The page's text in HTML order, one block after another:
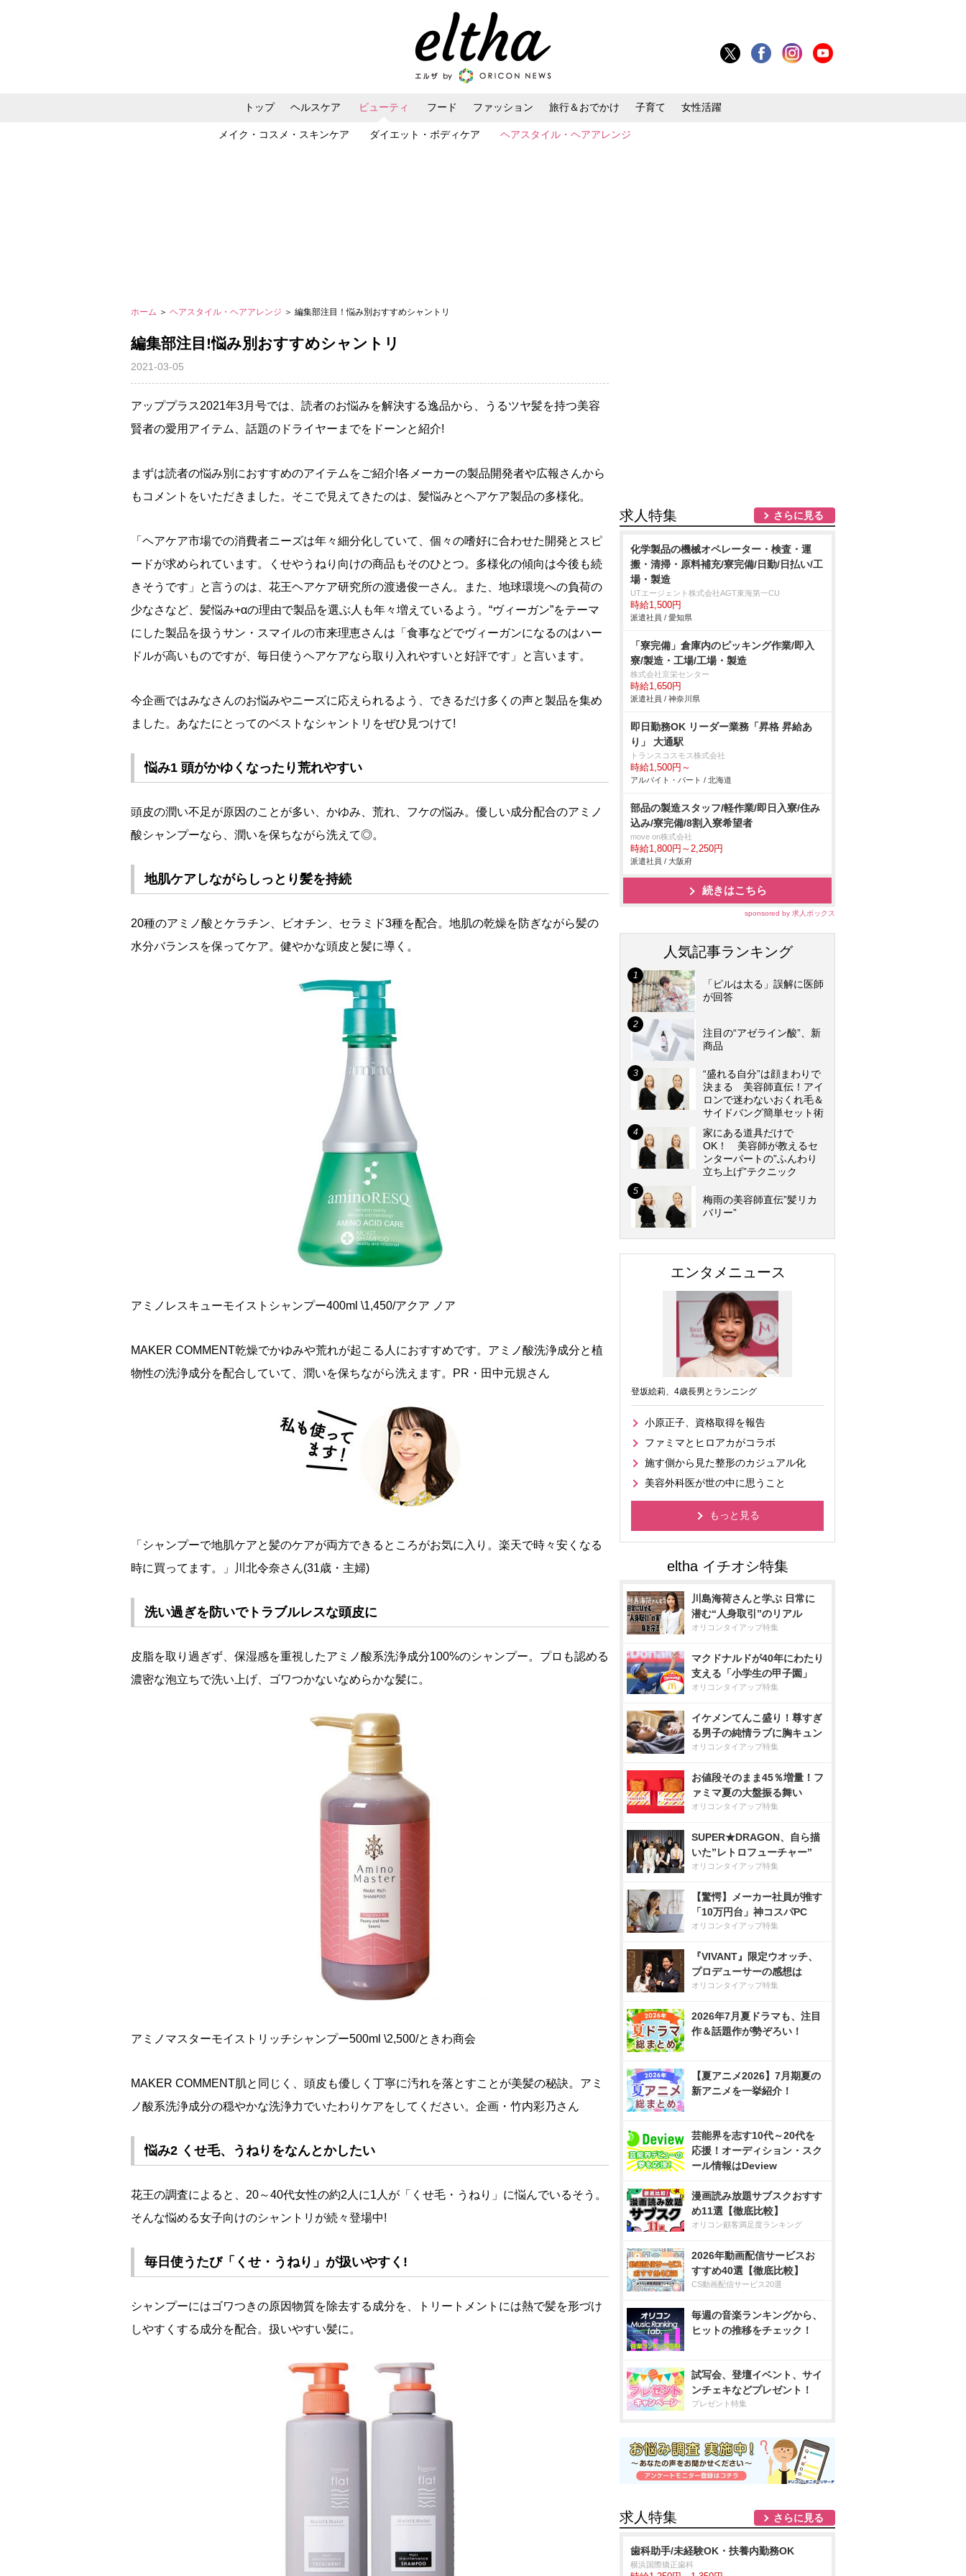
トップ ヘルスケア ビューティ
メイク・コスメ・スキンケア ダイエット・ボディケア ヘアスタイル・ヘアアレンジ
フード ファッション 旅行＆おでかけ 子育て 女性活躍
ホーム ＞ ヘアスタイル・ヘアアレンジ ＞ 編集部注目！悩み別おすすめシャントリ
編集部注目!悩み別おすすめシャントリ
2021-03-05
アッププラス2021年3月号では、読者のお悩みを解決する逸品から、うるツヤ髪を持つ美容
賢者の愛用アイテム、話題のドライヤーまでをドーンと紹介!
まずは読者の悩み別におすすめのアイテムをご紹介!各メーカーの製品開発者や広報さんから
もコメントをいただきました。そこで見えてきたのは、髪悩みとヘアケア製品の多様化。
「ヘアケア市場での消費者ニーズは年々細分化していて、個々の嗜好に合わせた開発とスピ
ードが求められています。くせやうねり向けの商品もそのひとつ。多様化の傾向は今後も続
きそうです」と言うのは、花王ヘアケア研究所の渡邊俊一さん。また、地球環境への負荷の
少なさなど、髪悩み+αの理由で製品を選ぶ人も年々増えているよう。“ヴィーガン”をテーマ
にした製品を扱うサン・スマイルの市来理恵さんは「食事などでヴィーガンになるのはハー
ドルが高いものですが、毎日使うヘアケアなら取り入れやすいと好評です」と言います。
今企画ではみなさんのお悩みやニーズに応えられるよう、できるだけ多くの声と製品を集め
ました。あなたにとってのベストなシャントリをぜひ見つけて!
悩み1 頭がかゆくなったり荒れやすい
頭皮の潤い不足が原因のことが多い、かゆみ、荒れ、フケの悩み。優しい成分配合のアミノ
酸シャンプーなら、潤いを保ちながら洗えて◎。
地肌ケアしながらしっとり髪を持続
20種のアミノ酸とケラチン、ビオチン、セラミド3種を配合。地肌の乾燥を防ぎながら髪の
水分バランスを保ってケア。健やかな頭皮と髪に導く。
アミノレスキューモイストシャンプー400ml \1,450/アクア ノア
MAKER COMMENT乾燥でかゆみや荒れが起こる人におすすめです。アミノ酸洗浄成分と植
物性の洗浄成分を配合していて、潤いを保ちながら洗えます。PR・田中元規さん
「シャンプーで地肌ケアと髪のケアが両方できるところがお気に入り。楽天で時々安くなる
時に買ってます。」川北令奈さん(31歳・主婦)
洗い過ぎを防いでトラブルレスな頭皮に
皮脂を取り過ぎず、保湿感を重視したアミノ酸系洗浄成分100%のシャンプー。プロも認める
濃密な泡立ちで洗い上げ、ゴワつかないなめらかな髪に。
アミノマスターモイストリッチシャンプー500ml \2,500/ときわ商会
MAKER COMMENT肌と同じく、頭皮も優しく丁寧に汚れを落とすことが美髪の秘訣。アミ
ノ酸系洗浄成分の穏やかな洗浄力でいたわりケアをしてください。企画・竹内彩乃さん
悩み2 くせ毛、うねりをなんとかしたい
花王の調査によると、20～40代女性の約2人に1人が「くせ毛・うねり」に悩んでいるそう。
そんな悩める女子向けのシャントリが続々登場中!
毎日使うたび「くせ・うねり」が扱いやすく!
シャンプーにはゴワつきの原因物質を除去する成分を、トリートメントには熱で髪を形づけ
しやすくする成分を配合。扱いやすい髪に。
求人特集 さらに見る
化学製品の機械オペレーター・検査・運
搬・清掃・原料補充/寮完備/日勤/日払い/工
場・製造
UTエージェント株式会社AGT東海第一CU
時給1,500円
派遣社員 / 愛知県
「寮完備」倉庫内のピッキング作業/即入
寮/製造・工場/工場・製造
株式会社京栄センター
時給1,650円
派遣社員 / 神奈川県
即日勤務OK リーダー業務「昇格 昇給あ
り」 大通駅
トランスコスモス株式会社
時給1,500円～
アルバイト・パート / 北海道
部品の製造スタッフ/軽作業/即日入寮/住み
込み/寮完備/8割入寮希望者
move on株式会社
時給1,800円～2,250円
派遣社員 / 大阪府
続きはこちら
sponsored by 求人ボックス
人気記事ランキング
「ピルは太る」誤解に医師
が回答
注目の“アゼライン酸”、新
商品
“盛れる自分”は顔まわりで
決まる 美容師直伝！アイ
ロンで迷わないおくれ毛＆
サイドバング簡単セット術
家にある道具だけで
OK！ 美容師が教えるセ
ンターパートの”ふんわり
立ち上げ”テクニック
梅雨の美容師直伝”髪リカ
バリー”
エンタメニュース
登坂絵莉、4歳長男とランニング
小原正子、資格取得を報告
ファミマとヒロアカがコラボ
施す側から見た整形のカジュアル化
美容外科医が世の中に思うこと
もっと見る
川島海荷さんと学ぶ 日常に
潜む“人身取引”のリアル
オリコンタイアップ特集
マクドナルドが40年にわたり
支える「小学生の甲子園」
オリコンタイアップ特集
イケメンてんこ盛り！尊すぎ
る男子の純情ラブに胸キュン
オリコンタイアップ特集
お値段そのまま45％増量！フ
ァミマ夏の大盤振る舞い
オリコンタイアップ特集
SUPER★DRAGON、自ら描
いた”レトロフューチャー”
オリコンタイアップ特集
【驚愕】メーカー社員が推す
「10万円台」神コスパPC
オリコンタイアップ特集
『VIVANT』限定ウオッチ、
プロデューサーの感想は
オリコンタイアップ特集
2026年7月夏ドラマも、注目
作＆話題作が勢ぞろい！
【夏アニメ2026】7月期夏の
新アニメを一挙紹介！
芸能界を志す10代～20代を
応援！オーディション・スク
ール情報はDeview
漫画読み放題サブスクおすす
め11選【徹底比較】
オリコン顧客満足度ランキング
2026年動画配信サービスお
すすめ40選【徹底比較】
CS動画配信サービス20選
毎週の音楽ランキングから、
ヒットの推移をチェック！
試写会、登壇イベント、サイ
ンチェキなどプレゼント！
プレゼント特集
求人特集 さらに見る
歯科助手/未経験OK・扶養内勤務OK
横浜国際矯正歯科